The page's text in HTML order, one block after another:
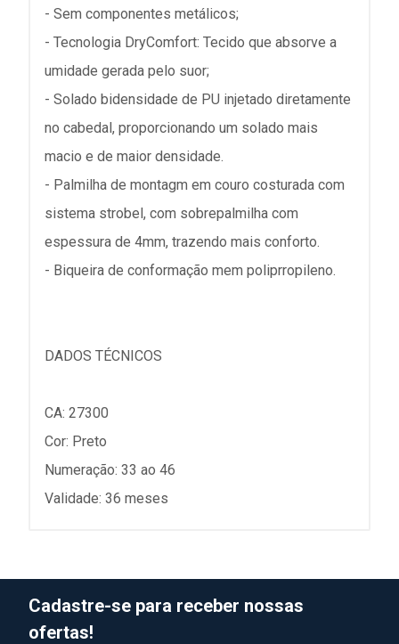
- Sem componentes metálicos;
- Tecnologia DryComfort: Tecido que absorve a
umidade gerada pelo suor;
- Solado bidensidade de PU injetado diretamente
no cabedal, proporcionando um solado mais
macio e de maior densidade.
- Palmilha de montagm em couro costurada com
sistema strobel, com sobrepalmilha com
espessura de 4mm, trazendo mais conforto.
- Biqueira de conformação mem poliprropileno.
DADOS TÉCNICOS
CA: 27300
Cor: Preto
Numeração: 33 ao 46
Validade: 36 meses
Cadastre-se para receber nossas
ofertas!